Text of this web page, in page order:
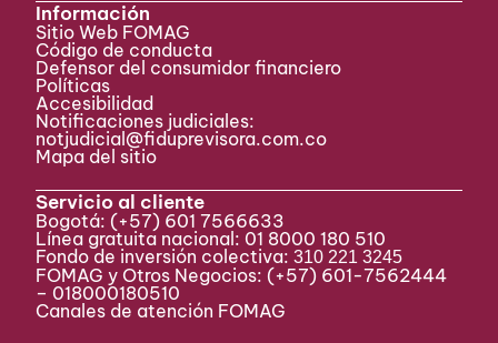
Información
Sitio Web FOMAG
Código de conducta
Defensor del consumidor financiero
Políticas
Accesibilidad
Notificaciones judiciales:
notjudicial@fiduprevisora.com.co
Mapa del sitio
Servicio al cliente
Bogotá: (+57) 601 7566633
Línea gratuita nacional: 01 8000 180 510
Fondo de inversión colectiva:310 221 3245
FOMAG y Otros Negocios: (+57) 601-7562444
– 018000180510
Canales de atención FOMAG